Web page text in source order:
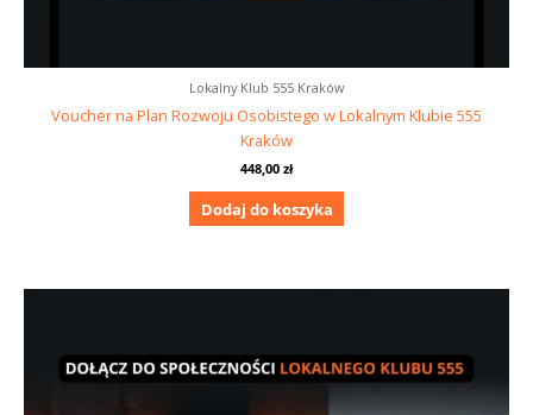
Lokalny Klub 555 Kraków
Voucher na Plan Rozwoju Osobistego w Lokalnym Klubie 555
Kraków
448,00 zł
Dodaj do koszyka